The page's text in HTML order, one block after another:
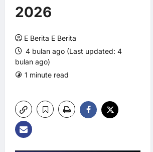
2026
E Berita E Berita
4 bulan ago (Last updated: 4
bulan ago)
1 minute read